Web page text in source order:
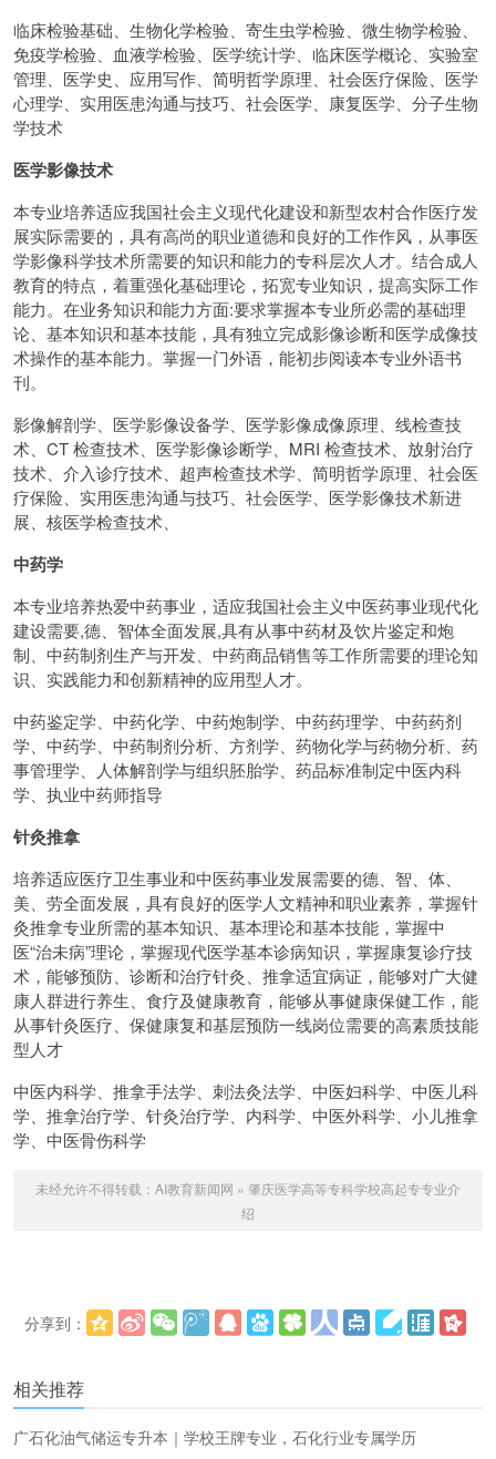
临床检验基础、生物化学检验、寄生虫学检验、微生物学检验、
免疫学检验、血液学检验、医学统计学、临床医学概论、实验室
管理、医学史、应用写作、简明哲学原理、社会医疗保险、医学
心理学、实用医患沟通与技巧、社会医学、康复医学、分子生物
学技术
医学影像技术
本专业培养适应我国社会主义现代化建设和新型农村合作医疗发
展实际需要的，具有高尚的职业道德和良好的工作作风，从事医
学影像科学技术所需要的知识和能力的专科层次人才。结合成人
教育的特点，着重强化基础理论，拓宽专业知识，提高实际工作
能力。在业务知识和能力方面:要求掌握本专业所必需的基础理
论、基本知识和基本技能，具有独立完成影像诊断和医学成像技
术操作的基本能力。掌握一门外语，能初步阅读本专业外语书
刊。
影像解剖学、医学影像设备学、医学影像成像原理、线检查技
术、CT 检查技术、医学影像诊断学、MRI 检查技术、放射治疗
技术、介入诊疗技术、超声检查技术学、简明哲学原理、社会医
疗保险、实用医患沟通与技巧、社会医学、医学影像技术新进
展、核医学检查技术、
中药学
本专业培养热爱中药事业，适应我国社会主义中医药事业现代化
建设需要,德、智体全面发展,具有从事中药材及饮片鉴定和炮
制、中药制剂生产与开发、中药商品销售等工作所需要的理论知
识、实践能力和创新精神的应用型人才。
中药鉴定学、中药化学、中药炮制学、中药药理学、中药药剂
学、中药学、中药制剂分析、方剂学、药物化学与药物分析、药
事管理学、人体解剖学与组织胚胎学、药品标准制定中医内科
学、执业中药师指导
针灸推拿
培养适应医疗卫生事业和中医药事业发展需要的德、智、体、
美、劳全面发展，具有良好的医学人文精神和职业素养，掌握针
灸推拿专业所需的基本知识、基本理论和基本技能，掌握中
医“治未病”理论，掌握现代医学基本诊病知识，掌握康复诊疗技
术，能够预防、诊断和治疗针灸、推拿适宜病证，能够对广大健
康人群进行养生、食疗及健康教育，能够从事健康保健工作，能
从事针灸医疗、保健康复和基层预防一线岗位需要的高素质技能
型人才
中医内科学、推拿手法学、刺法灸法学、中医妇科学、中医儿科
学、推拿治疗学、针灸治疗学、内科学、中医外科学、小儿推拿
学、中医骨伤科学
未经允许不得转载： AI教育新闻网 » 肇庆医学高等专科学校高起专专业介
绍
分享到：
相关推荐
广石化油气储运专升本｜学校王牌专业，石化行业专属学历